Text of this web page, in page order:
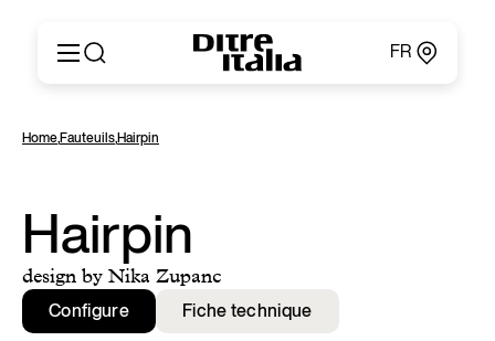
FR
Produits
Catalogues et Matériaux
Ditre for Professionals
Points de Vente
News & Press
Zone Réservée
English
Español
Русский
简体中文
Home,Fauteuils,Hairpin
Hairpin
design by Nika Zupanc
Configure Fiche technique